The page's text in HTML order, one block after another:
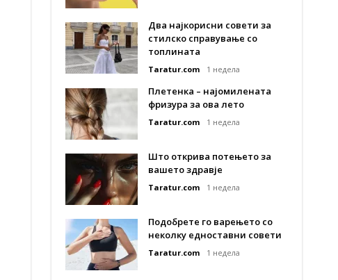
Два најкорисни совети за
стилско справување со
топлината
Taratur.com 1 недела
Плетенка – најомилената
фризура за ова лето
Taratur.com 1 недела
Што открива потењето за
вашето здравје
Taratur.com 1 недела
Подобрете го варењето со
неколку едноставни совети
Taratur.com 1 недела